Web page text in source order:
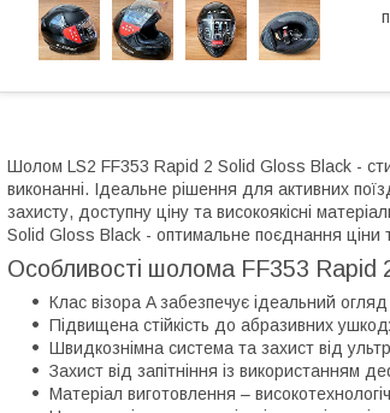
Шолом LS2 FF353 Rapid 2 Solid Gloss Black -
виконанні. Ідеальне рішення для активних
захисту, доступну ціну та високоякісні
Solid Gloss Black - оптимальне поєднання ціни
Особливості шолома FF353 Rapid
Клас візора A забезпечує ідеальний
Підвищена стійкість до абразивних
Швидкознімна система та захист від
Захист від запітніння із використанням
Матеріал виготовлення –